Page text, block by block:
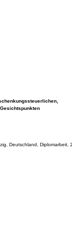
Deutschland, Diplomarbeit,